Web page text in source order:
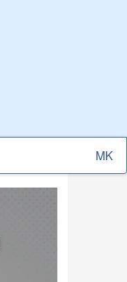
Select
your